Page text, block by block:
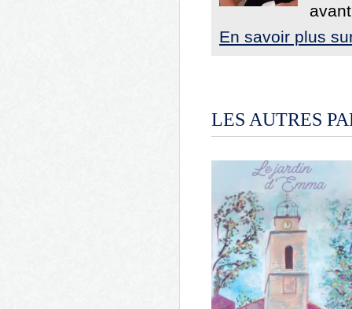
En savoir plus
LES AUTRES